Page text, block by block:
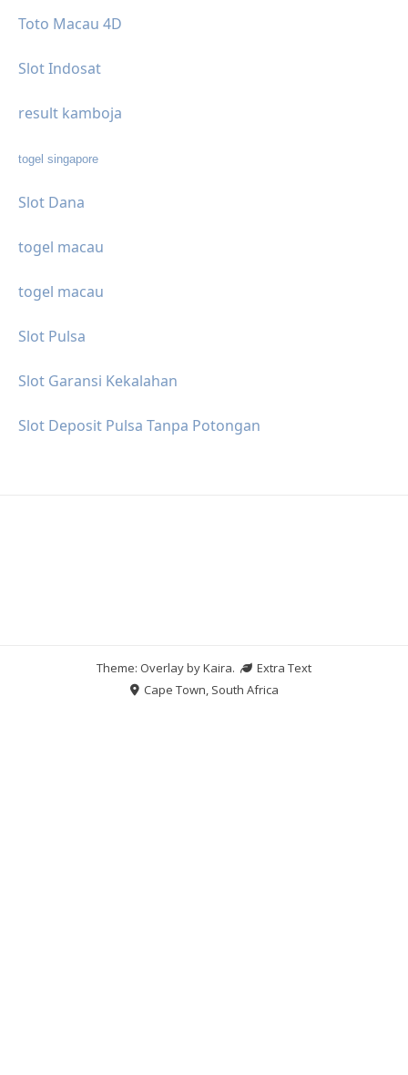
Toto Macau 4D
Slot Indosat
result kamboja
togel singapore
Slot Dana
togel macau
togel macau
Slot Pulsa
Slot Garansi Kekalahan
Slot Deposit Pulsa Tanpa Potongan
Theme: Overlay byKaira.
Extra Text
Cape Town, South Africa